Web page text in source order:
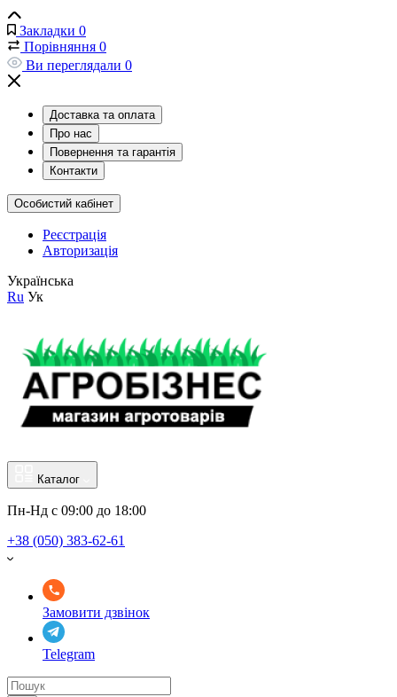
Закладки 0
Порівняння 0
Ви переглядали 0
Доставка та оплата
Про нас
Повернення та гарантія
Контакти
Особистий кабінет
Реєстрація
Авторизація
Українська
Ru Ук
Каталог
Пн-Нд с 09:00 до 18:00
+38 (050) 383-62-61
Замовити дзвінок
Telegram